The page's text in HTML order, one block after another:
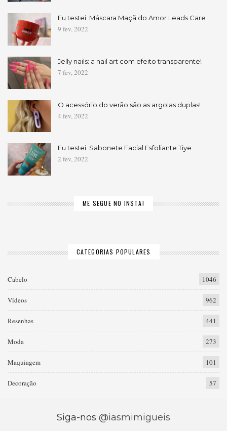
Eu testei: Máscara Maçã do Amor Leads Care
9 fev, 2022
Jelly nails: a nail art com efeito transparente!
7 fev, 2022
O acessório do verão são as argolas duplas!
4 fev, 2022
Eu testei: Sabonete Facial Esfoliante Tiye
2 fev, 2022
ME SEGUE NO INSTA!
CATEGORIAS POPULARES
Cabelo 1046
Vídeos 962
Resenhas 441
Moda 273
Maquiagem 101
Decoração 57
Siga-nos @iasmimigueis